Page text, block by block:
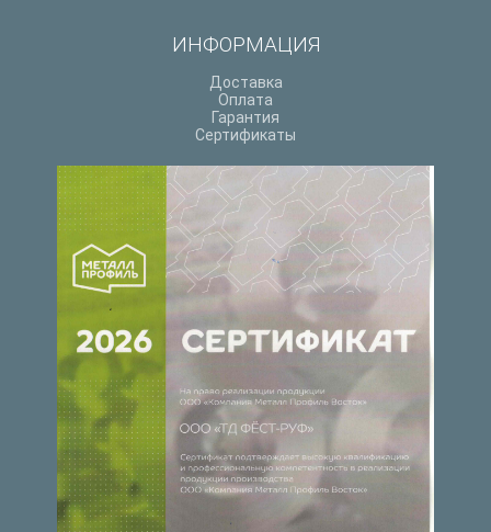
ИНФОРМАЦИЯ
Доставка
Оплата
Гарантия
Сертификаты